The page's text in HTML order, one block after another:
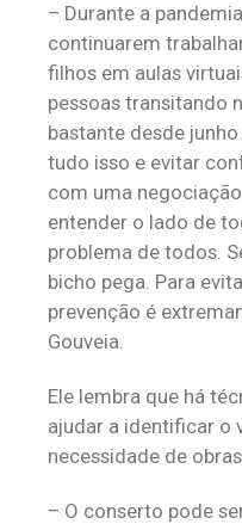
– Durante a
continuarem
filhos em aulas
pessoas transitando
bastante desde
tudo isso e evitar
com uma
entender o lado de
problema de todos.
bicho pega. Para
prevenção é
Gouveia.
Ele lembra que há
ajudar a identificar o
necessidade de
– O conserto pode